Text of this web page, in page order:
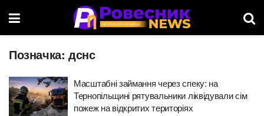
Позначка: дснс
Масштабні займання через спеку: на
Тернопільщині рятувальники ліквідували сім
пожеж на відкритих територіях